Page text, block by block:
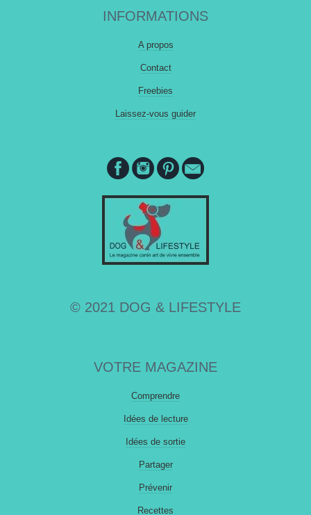
INFORMATIONS
A propos
Contact
Freebies
Laissez-vous guider
© 2021 DOG & LIFESTYLE
VOTRE MAGAZINE
Comprendre
Idées de lecture
Idées de sortie
Partager
Prévenir
Recettes